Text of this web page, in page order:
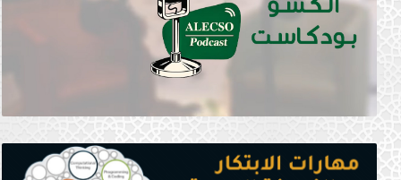
ALECSO Participates in the
the General Assembly of the
Commission for Education, Science